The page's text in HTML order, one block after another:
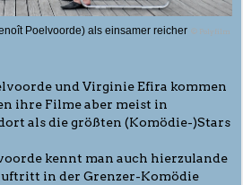
Poelvoorde) als einsamer reicher © Polyfilm
und Virginie Efira kommen
ihre Filme aber meist in
als die größten (Komödie-)Stars
kennt man auch hierzulande
in der Grenzer-Komödie